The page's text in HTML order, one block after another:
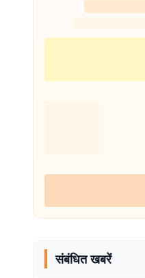
संबंधित खबरें